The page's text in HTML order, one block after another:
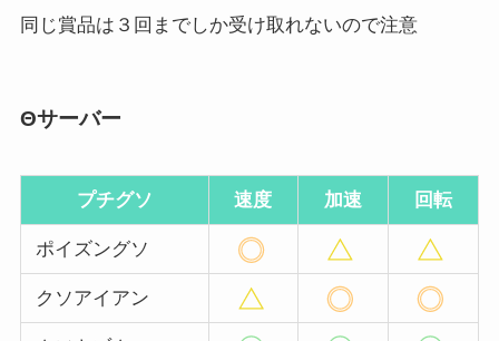
同じ賞品は３回までしか受け取れないので注意
Θサーバー
プチグソ 速度 加速 回転
ポイズングソ
クソアイアン